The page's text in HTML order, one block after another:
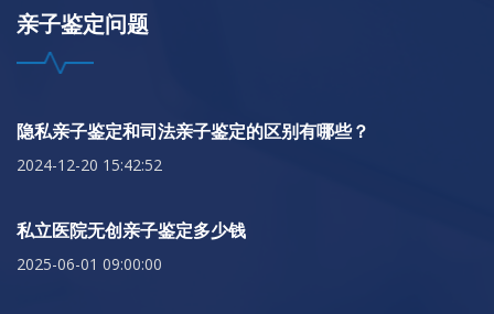
亲子鉴定问题
隐私亲子鉴定和司法亲子鉴定的区别有哪些？
2024-12-20 15:42:52
私立医院无创亲子鉴定多少钱
2025-06-01 09:00:00